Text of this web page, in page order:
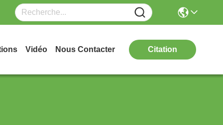
Vidéo Nous Contacter Citation